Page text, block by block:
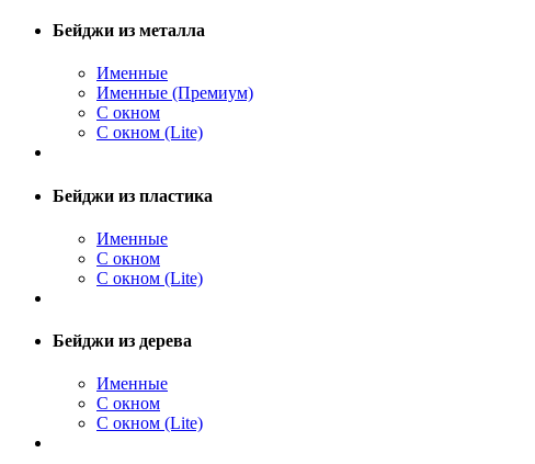
Бейджи из металла
Именные
Именные (Премиум)
С окном
С окном (Lite)
Бейджи из пластика
Именные
С окном
С окном (Lite)
Бейджи из дерева
Именные
С окном
С окном (Lite)